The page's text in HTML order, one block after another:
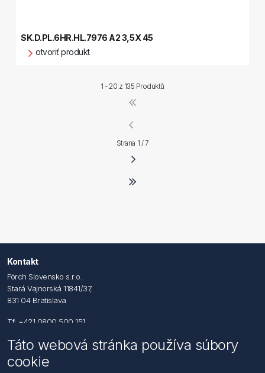
SK.D.PL.6HR.HL.7976 A2 3,5X 45
otvoriť produkt
1 - 20 z 135 Produktů
Strana 1 / 7
Kontakt
Förch Slovensko s.r.o.
Stará Vajnorská 11841/37,
831 04 Bratislava
Tf: +421 0800 500 151
Email: office@foerch.sk
Kontaktujte nás
Táto webová stránka používa súbory
cookie